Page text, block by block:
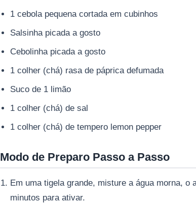
1 cebola pequena cortada em cubinhos
Salsinha picada a gosto
Cebolinha picada a gosto
1 colher (chá) rasa de páprica defumada
Suco de 1 limão
1 colher (chá) de sal
1 colher (chá) de tempero lemon pepper
Modo de Preparo Passo a Passo
Em uma tigela grande, misture a água morna,
minutos para ativar.